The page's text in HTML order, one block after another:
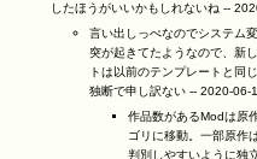
したほうがいいかもしれないね --
言い出しっぺなのでシステム
突が起きてたようなので、新
トは以前のテンプレートと同
独断で申し訳ない -- 2020-06-
作品数があるModは原
ゴリに移動。一部原作
判別しやすいように独